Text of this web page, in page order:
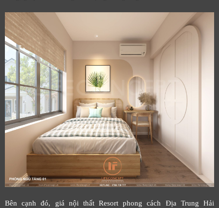
Bên cạnh đó, giá nội thất Resort phong cách Địa Trung Hải